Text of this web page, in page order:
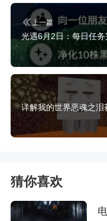
上一篇
光遇6月2日：每日任
详解我的世界恶魂之泪
猜你喜欢